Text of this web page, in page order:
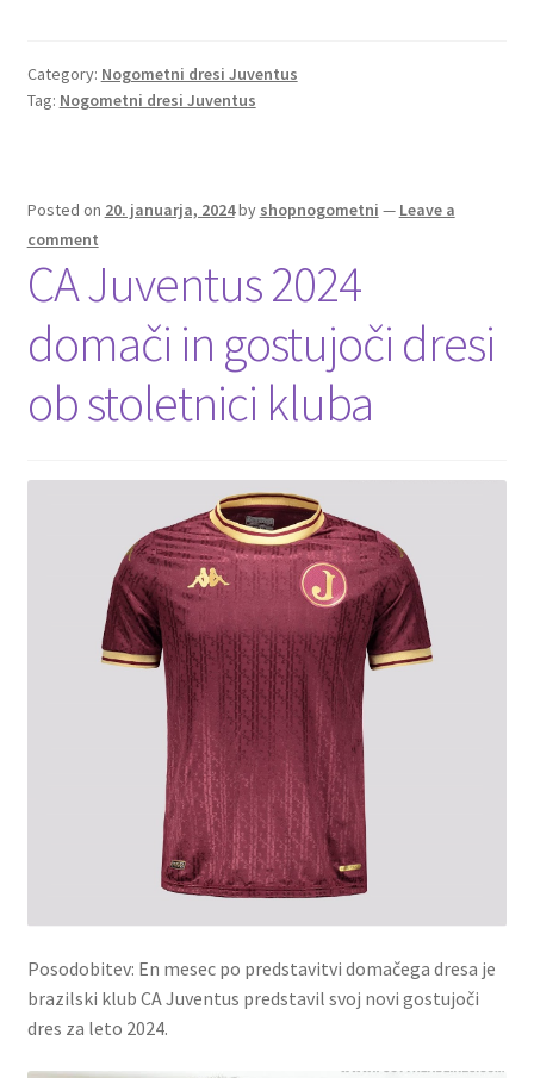
o
o
er l
es
t
di
Category: Nogometni dresi Juventus
Tag: Nogometni dresi Juventus
Posted on 20. januarja, 2024by shopnogometni — Leave a
comment
CA Juventus 2024
domači in gostujoči dresi
ob stoletnici kluba
Posodobitev: En mesec po predstavitvi domačega dresa je
brazilski klub CA Juventus predstavil svoj novi gostujoči
dres za leto 2024.